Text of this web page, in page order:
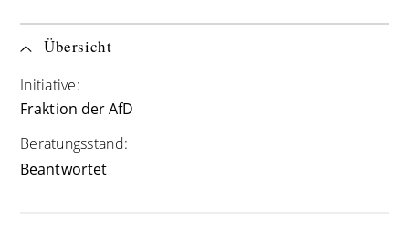
Übersicht
Initiative:
Fraktion der AfD
Beratungsstand:
Beantwortet